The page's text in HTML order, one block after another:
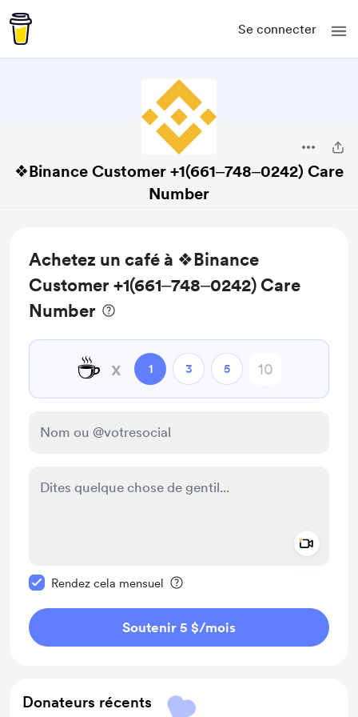
Se connecter
❖Binance Customer +1(661‒748‒0242) Care
Number
Achetez un café à ❖Binance
Customer +1(661‒748‒0242) Care
Number
☕ x 1 3 5
Rendez cela mensuel
Soutenir 5 $/mois
Donateurs récents